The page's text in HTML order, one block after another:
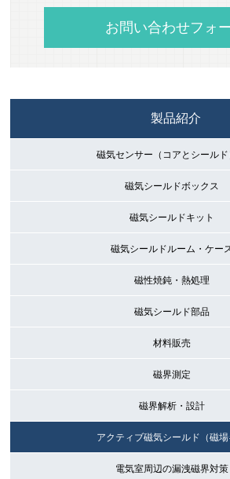
お問い合わせフォ
製品紹介
磁気センサー（コアとシールド
磁気シールドボックス
磁気シールドキット
磁気シールドルーム・ケー
磁性焼鈍・熱処理
磁気シールド部品
材料販売
磁界測定
磁界解析・設計
アクティブ磁気シールド（磁場
電気室周辺の漏洩磁界対策